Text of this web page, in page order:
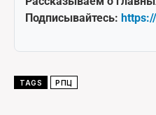
Подписывайтесь:
TAGS РПЦ